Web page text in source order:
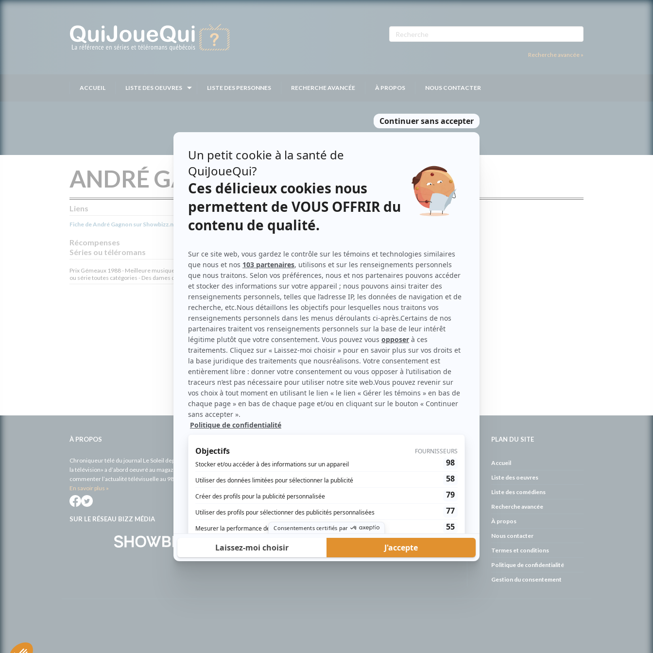
Recherche avancée »
ACCUEIL LISTE DES OEUVRES LISTE DES PERSONNES RECHERCHE AVANCÉE À PROPOS NOUS CONTACTER
ANDRÉ GAGNON
Liens
Fiche de André Gagnon sur Showbizz.net
Récompenses
Séries ou téléromans
Prix Gémeaux 1988 - Meilleure musique originale émission
ou série toutes catégories - Des dames de coeur
Contributions
Juliette PomerleauMusicien
Un signe de feuMusicien
Des dames de coeur Musicien
Cyrano de BergeracMusicien
La céleste bicyclette Musicien
Scénario: Échec et mat
Napoléon unique Musicien
Les Forges de Saint-MauriceMusicien
À la branche d'OlivierMusicien
La souris verteMusicien
À PROPOS
Chroniqueur télé du journal Le Soleil depuis 2001, Richard Therrien carbure à son petit écran. Celui qu’on surnomme parfois «l’encyclopédie de
la télévision» a d’abord oeuvré au magazine TV Hebdo de 1996 à 2001. Sa spécialité: la télé québécoise. On peut l’entendre régulièrement
commenter l’actualité télévisuelle au 98,5.
En savoir plus »
SUR LE RÉSEAU BIZZ MÉDIA
PLAN DU SITE
Accueil
Liste des oeuvres
Liste des comédiens
Recherche avancée
À propos
Nous contacter
Termes et conditions
Politique de confidentialité
Gestion du consentement